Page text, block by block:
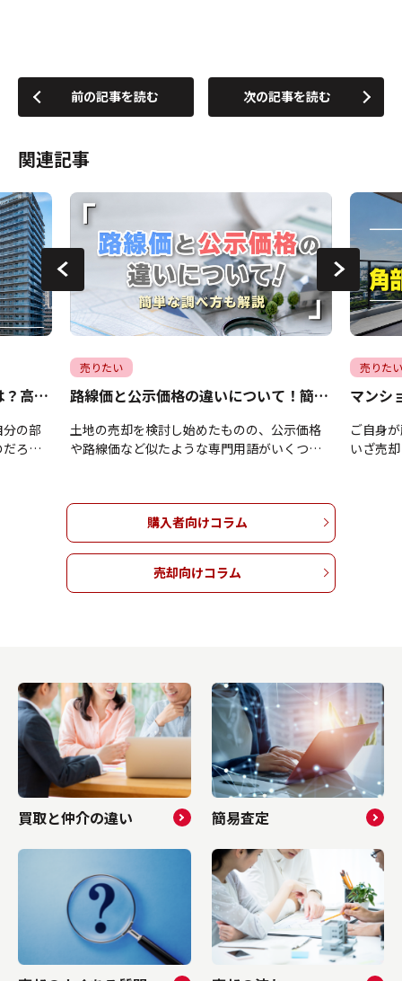
前の記事を読む 次の記事を読む
関連記事
マンション売却時の階数の影響は？高く売るコツについても解説
の部
ろう
ク...
売りたい
路線価と公示価格の違いについて！簡単な調べ方も解説
土地の売却を検討し始めたものの、公示価格
や路線価など似たような専門用語がいくつも
土地の評価額はそれぞれ目的が異なるため、
違いを理解せずに手続きを進めてしまうと、
適正な売却相場を見誤って損をしてしまう恐
れがあります。本記事では、公示地価・基準
地価・路線価が持つ基本的な意味やそれぞれ
の違いをはじめ、インターネットを使った調
却査定フォームへ進む 目次 ▼ 3...
売りたい
ご自身
いざ売
したい
購入者向けコラム
売却向けコラム
買取と仲介の違い 簡易査定